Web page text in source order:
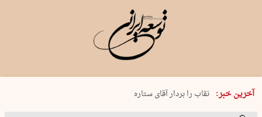
آخرین خبر:
پنجشنبه 15 مرداد 1405 شماره 2243
نقاب را بردار آقای ستاره
کدام فوتبال؟